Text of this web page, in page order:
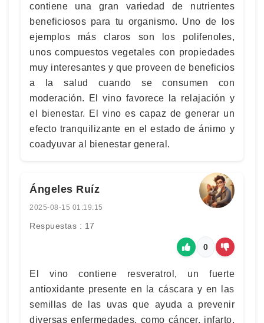
contiene una gran variedad de nutrientes
beneficiosos para tu organismo. Uno de los
ejemplos más claros son los polifenoles,
unos compuestos vegetales con propiedades
muy interesantes y que proveen de beneficios
a la salud cuando se consumen con
moderación. El vino favorece la relajación y
el bienestar. El vino es capaz de generar un
efecto tranquilizante en el estado de ánimo y
coadyuvar al bienestar general.
Ángeles Ruíz
2025-08-15 01:19:15
Respuestas : 17
0
El vino contiene resveratrol, un fuerte
antioxidante presente en la cáscara y en las
semillas de las uvas que ayuda a prevenir
diversas enfermedades, como cáncer, infarto,